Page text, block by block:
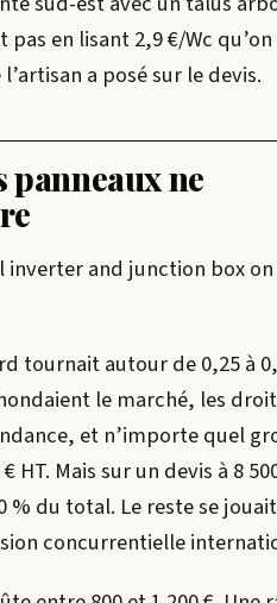
en lisant 2,9 €/Wc
a posé sur le devis.
ne
inverter and junction box
tournait autour de 0,25 à
le marché, les
et n’importe quel
HT. Mais sur un devis à 8
% du total. Le reste se
concurrentielle